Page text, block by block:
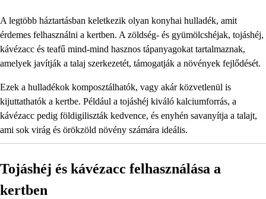
A legtöbb háztartásban keletkezik olyan konyhai hulladék, amit
érdemes felhasználni a kertben. A zöldség- és gyümölcshéjak, tojáshéj,
kávézacc és teafű mind-mind hasznos tápanyagokat tartalmaznak,
amelyek javítják a talaj szerkezetét, támogatják a növények fejlődését.
Ezek a hulladékok komposztálhatók, vagy akár közvetlenül is
kijuttathatók a kertbe. Például a tojáshéj kiváló kalciumforrás, a
kávézacc pedig földigiliszták kedvence, és enyhén savanyítja a talajt,
ami sok virág és örökzöld növény számára ideális.
Tojáshéj és kávézacc felhasználása a
kertben